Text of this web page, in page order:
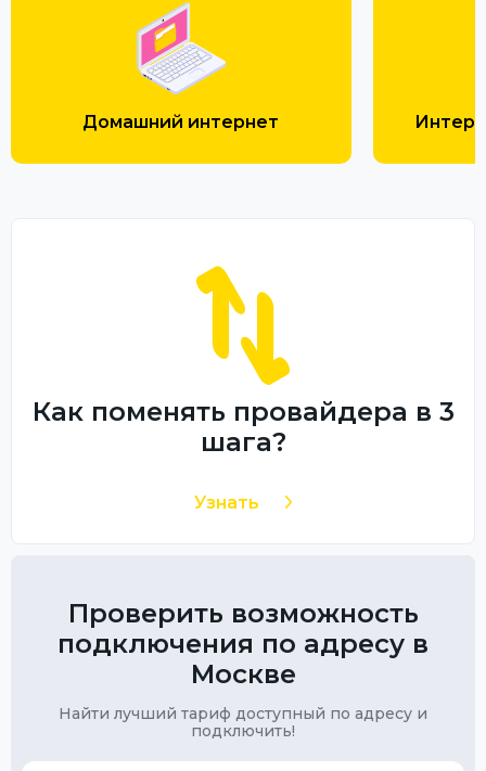
Домашний интернет
Как поменять провайдера в 3
шага?
Узнать
Проверить возможность
подключения по адресу в
Москве
Найти лучший тариф доступный по адресу и
подключить!